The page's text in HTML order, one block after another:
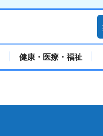
健康・医療・福祉